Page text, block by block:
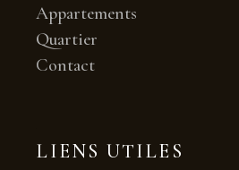
Appartements
Quartier
Contact
LIENS UTILES